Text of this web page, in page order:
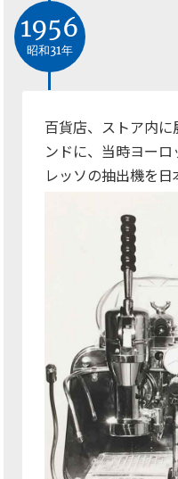
百貨店、ストア内
ンドに、当時ヨー
レッソの抽出機を
1956
昭和31年